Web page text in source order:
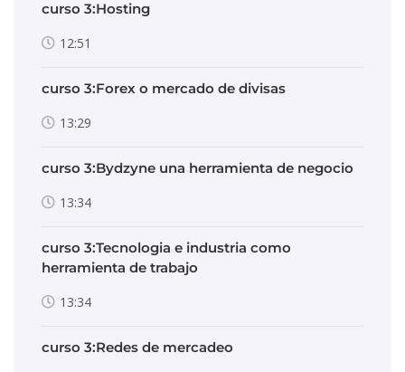
curso 3:Hosting
12:51
curso 3:Forex o mercado de divisas
13:29
curso 3:Bydzyne una herramienta de negocio
13:34
curso 3:Tecnologia e industria como
herramienta de trabajo
13:34
curso 3:Redes de mercadeo